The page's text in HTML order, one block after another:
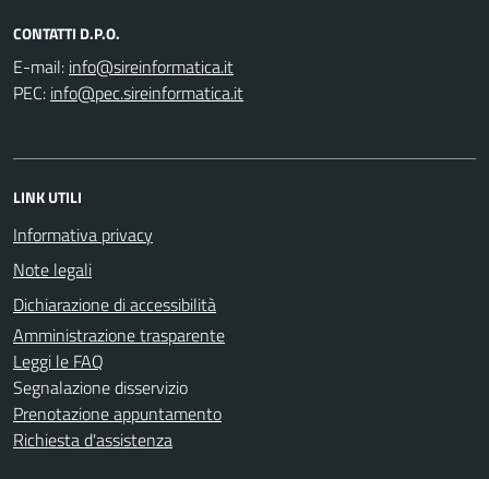
CONTATTI D.P.O.
E-mail:
PEC:
LINK UTILI
Informativa privacy
Note legali
Dichiarazione di accessibilità
Amministrazione trasparente
Leggi le FAQ
Segnalazione disservizio
Prenotazione appuntamento
Richiesta d'assistenza